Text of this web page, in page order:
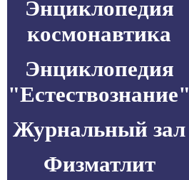
Энциклопедия
космонавтика
Энциклопедия
"Естествознание"
Журнальный зал
Физматлит